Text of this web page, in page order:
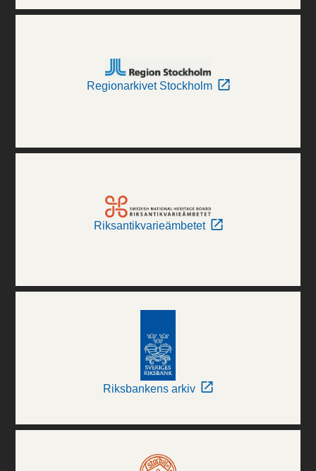
Regionarkivet Stockholm
Riksantikvarieämbetet
Riksbankens arkiv